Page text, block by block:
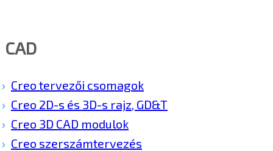
CAD
Creo tervezői csomagok
Creo 2D-s és 3D-s rajz, GD&T
Creo 3D CAD modulok
Creo szerszámtervezés